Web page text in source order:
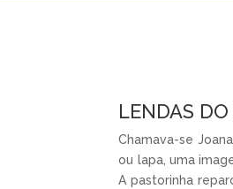
LENDAS
Chamava-se
ou lapa, uma
A pastorinha